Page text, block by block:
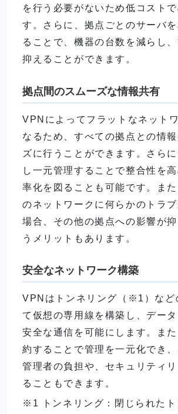
を行う必要がないため低コスト
す。さらに、拠点ごとのサーバ
ることで、機器の台数を減らし
抑えることができます。
拠点間のスムーズな情報共有
VPNによってフラットなネット
なるため、すべての拠点との情
ズに行うことができます。さら
し一元管理することで整合性を
率化を図ることも可能です。ま
のネットワークに何らかのトラ
場合、その他の拠点への影響が
うメリットもあります。
安全なネットワーク構築
VPNはトンネリング（※1）など
て仮想の専用線を構築し、デー
安全な通信を可能にします。ま
約することで管理を一元化でき
管理者の負担や、セキュリティ
ることもできます。
※1 トンネリング：閉じられたト